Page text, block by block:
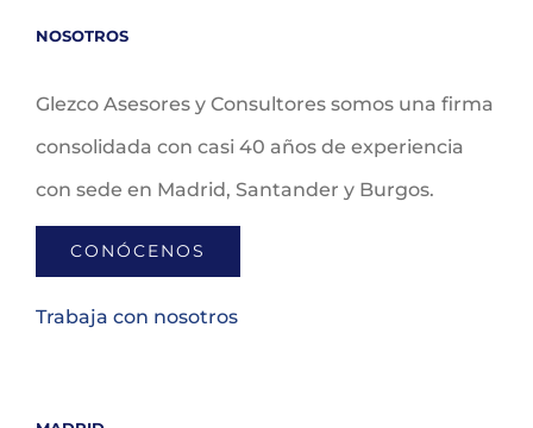
NOSOTROS
Glezco Asesores y Consultores somos una firma
consolidada con casi 40 años de experiencia
con sede en Madrid, Santander y Burgos.
CONÓCENOS
Trabaja con nosotros